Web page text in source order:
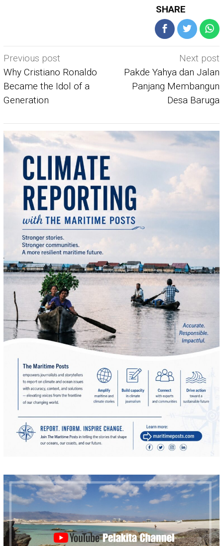
SHARE
Post
navigation
Previous post
Why Cristiano Ronaldo
Became the Idol of a
Generation
Next post
Pakde Yahya dan Jalan
Panjang Membangun
Desa Baruga